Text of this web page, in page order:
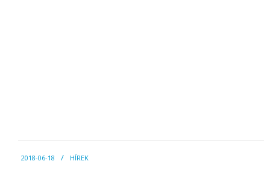
06-
2018-06-18 HÍREK